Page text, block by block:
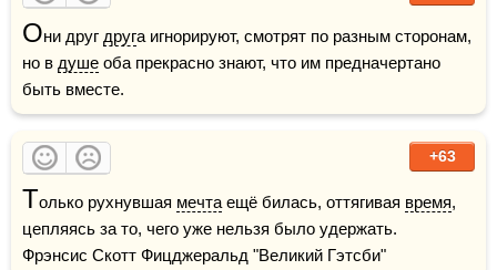
Они друг друга игнорируют, смотрят по разным сторонам,
но в душе оба прекрасно знают, что им предначертано
быть вместе.
+63
Только рухнувшая мечта ещё билась, оттягивая время,
цепляясь за то, чего уже нельзя было удержать.
Фрэнсис Скотт Фицджеральд "Великий Гэтсби"